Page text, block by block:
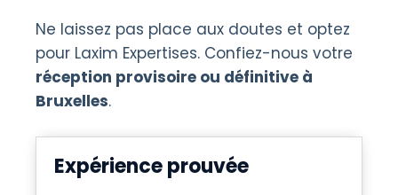
Ne laissez pas place aux doutes et optez
pour Laxim Expertises. Confiez-nous votre
réception provisoire ou définitive à
Bruxelles.
Expérience prouvée